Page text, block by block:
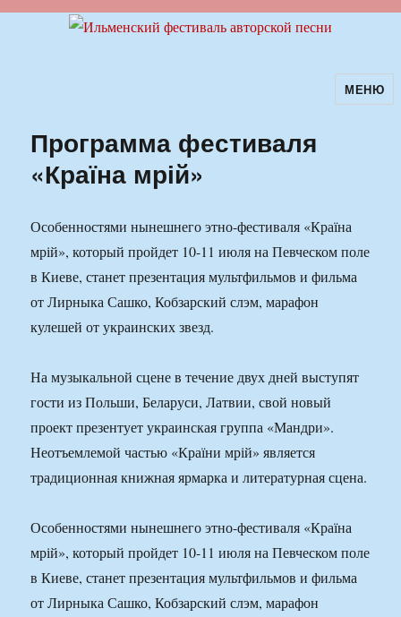
Ильменский фестиваль авторскойМЕНЮ
Программа фестиваля
«Країна мрій»
Особенностями нынешнего этно-фестиваля «Країна
мрій», который пройдет 10-11 июля на Певческом поле
в Киеве, станет презентация мультфильмов и фильма
от Лирныка Сашко, Кобзарский слэм, марафон
кулешей от украинских звезд.
На музыкальной сцене в течение двух дней выступят
гости из Польши, Беларуси, Латвии, свой новый
проект презентует украинская группа «Мандри».
Неотъемлемой частью «Країни мрій» является
традиционная книжная ярмарка и литературная сцена.
Особенностями нынешнего этно-фестиваля «Країна
мрій», который пройдет 10-11 июля на Певческом поле
в Киеве, станет презентация мультфильмов и фильма
от Лирныка Сашко, Кобзарский слэм, марафон